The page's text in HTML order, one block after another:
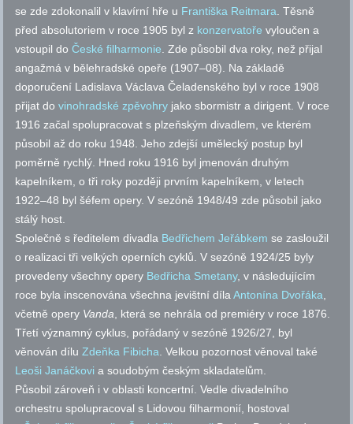
se zde zdokonalil v klavírní hře u Františka Reitmara. Těsně
před absolutoriem v roce 1905 byl z konzervatoře vyloučen a
vstoupil doČeské filharmonie. Zde působil dva roky, než přijal
angažmá v bělehradské opeře (1907–08). Na základě
doporučení Ladislava Václava Čeladenského byl v roce 1908
přijat dovinohradské zpěvohry jako sbormistr a dirigent. V roce
1916 začal spolupracovat s plzeňským divadlem, ve kterém
působil až do roku 1948. Jeho zdejší umělecký postup byl
poměrně rychlý. Hned roku 1916 byl jmenován druhým
kapelníkem, o tři roky později prvním kapelníkem, v letech
1922–48 byl šéfem opery. V sezóně 1948/49 zde působil jako
stálý host.
Společně s ředitelem divadla Bedřichem Jeřábkem se zasloužil
o realizaci tři velkých operních cyklů. V sezóně 1924/25 byly
provedeny všechny opery Bedřicha Smetany, v následujícím
roce byla inscenována všechna jevištní dílaAntonína Dvořáka,
včetně opery Vanda, která se nehrála od premiéry v roce 1876.
Třetí významný cyklus, pořádaný v sezóně 1926/27, byl
věnován díluZdeňka Fibicha. Velkou pozornost věnoval také
Leoši Janáčkovi a soudobým českým skladatelům.
Působil zároveň i v oblasti koncertní. Vedle divadelního
orchestru spolupracoval s Lidovou filharmonií, hostoval